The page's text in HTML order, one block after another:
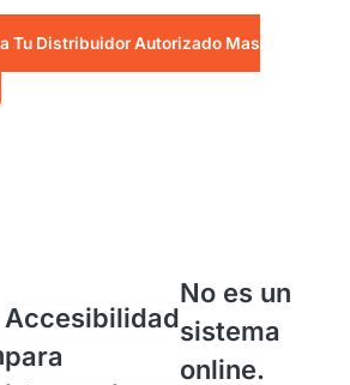
Tu Distribuidor Autorizado Mas
Accesibilidad
para
No es un
sistema
online.